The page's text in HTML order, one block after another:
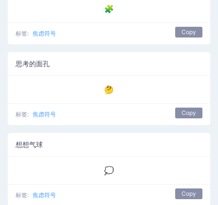
🧩
标签: 焦虑符号 Copy
思考的面孔
🤔
标签: 焦虑符号 Copy
想想气球
💭
标签: 焦虑符号 Copy